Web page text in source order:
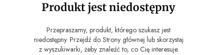
Produkt jest niedostępny
Przepraszamy, produkt, którego szukasz jest
niedostępny. Przejdź do Strony głównej lub skorzystaj
z wyszukiwarki, żeby znaleźć to, co Cię interesuje.